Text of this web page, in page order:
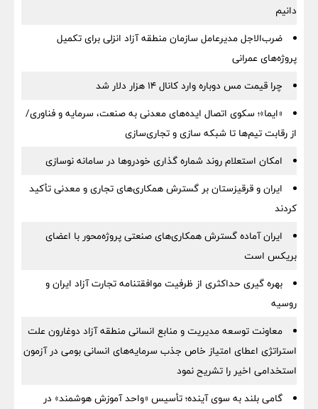
دانیم
ضرب‌الاجل مدیرعامل سازمان منطقه آزاد انزلی برای تكمیل
پروژه‌های عمرانی
چرا قیمت مس دوباره وارد کانال ۱۴ هزار دلار شد
«ایما»؛ سکوی اتصال ایده‌های معدنی به صنعت، سرمایه و فناوری/
از رقابت تیم‌ها تا شبکه سازی و تجاری‌سازی
امکان استعلام روند شماره گذاری خودروها در سامانه نوسازی
ایران و قرقیزستان بر گسترش همکاری‌های تجاری و معدنی تأکید
کردند
ایران آماده گسترش همکاری‌های صنعتی پروژه‌محور با اعضای
بریکس است
بهره گیری حداکثری از ظرفیت موافقتنامه تجارت آزاد ایران و
روسیه
معاونت توسعه مدیریت و منابع انسانی منطقه آزاد دوغارون علت
استراتژی اعطای امتیاز خاص جذب سرمایه‌های انسانی بومی در آزمون
استخدامی اخیر را تشریح نمود
گامی بلند به سوی آینده؛ تأسیس «واحد آموزش هوشمند» در